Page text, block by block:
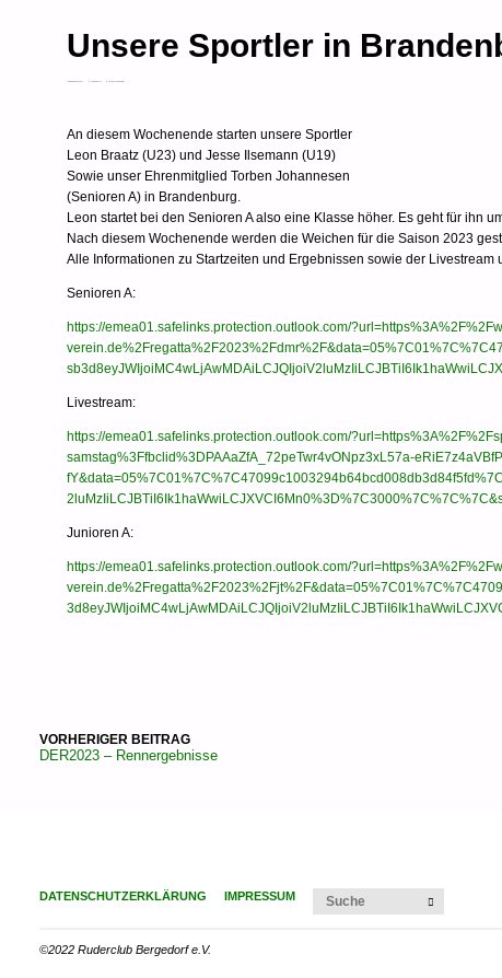
Unsere Sportler in
An diesem Wochenende starten unsere Sportler
Leon Braatz (U23) und Jesse Ilsemann (U19)
Sowie unser Ehrenmitglied Torben Johannesen
(Senioren A) in Brandenburg.
Leon startet bei den Senioren A also eine Klasse höher. Es geht für ihn
Nach diesem Wochenende werden die Weichen für die Saison 2023
Alle Informationen zu Startzeiten und Ergebnissen sowie der Livestream
Senioren A:
https://emea01.safelinks.protection.outlook.com/
Livestream:
https://emea01.safelinks.protection.outlook.com/
samstag%3Ffbclid%3DPAAaZfA_72peTwr4vONpz3xL57a-
Junioren A:
https://emea01.safelinks.protection.outlook.com/
VORHERIGER BEITRAG
DER2023 – Rennergebnisse
DATENSCHUTZERKLÄRUNG IMPRESSUM SUCHE
©2022 Ruderclub Bergedorf e.V.